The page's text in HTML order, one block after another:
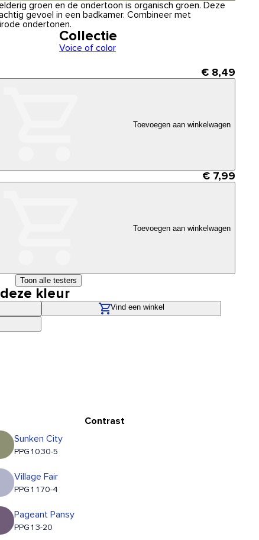
groen en de ondertoon is organisch groen. Deze
gevoel in een badkamer. Combineer met
ondertonen.
Collectie
Voice of color
€ 8,49
Toevoegen aan winkelwagen
€ 7,99
Toevoegen aan winkelwagen
Toon alle testers
kleur
Vind een winkel
Contrast
Sunken City
PPG1030-5
Village Fair
PPG1170-4
Pageant Pansy
PPG13-20